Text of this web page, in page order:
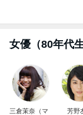
女優（80年代
三倉茉奈（マ
芳野